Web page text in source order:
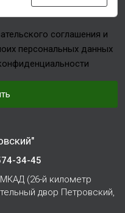
соглашения и
персональных данных
34-45
(26-й километр
двор Петровский,